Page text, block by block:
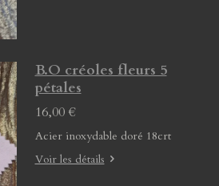
B.O créoles fleurs 5
pétales
16,00 €
Acier inoxydable doré 18crt
Voir les détails